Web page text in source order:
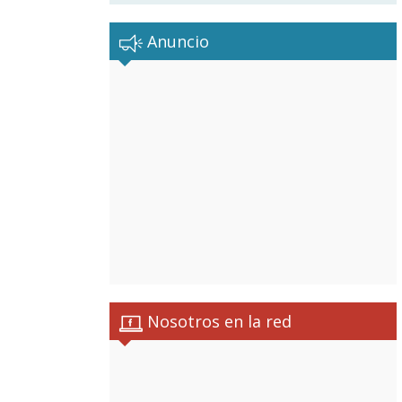
Anuncio
Nosotros en la red